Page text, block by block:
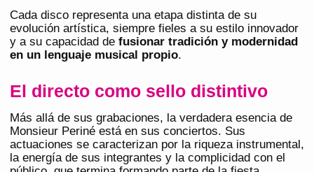
Cada disco representa una etapa distinta de su
evolución artística, siempre fieles a su estilo innovador
y a su capacidad de fusionar tradición y modernidad
en un lenguaje musical propio.
El directo como sello distintivo
Más allá de sus grabaciones, la verdadera esencia de
Monsieur Periné está en sus conciertos. Sus
actuaciones se caracterizan por la riqueza instrumental,
la energía de sus integrantes y la complicidad con el